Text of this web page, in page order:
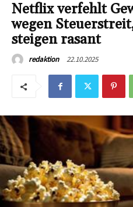
Netflix verfehlt
wegen
steigen rasant
redaktion 22.10.2025